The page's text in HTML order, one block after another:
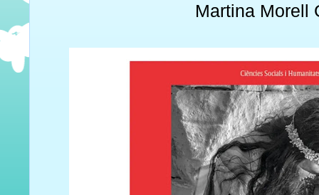
Martina Morell